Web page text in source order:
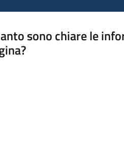
sono chiare le